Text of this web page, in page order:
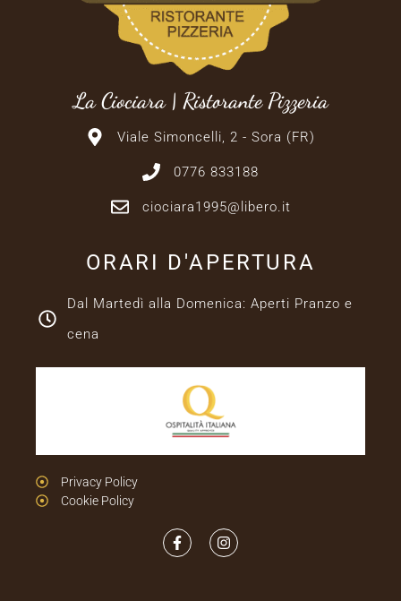
La Ciociara | Ristorante Pizzeria
Viale Simoncelli, 2 - Sora (FR)
0776 833188
ciociara1995@libero.it
ORARI D'APERTURA
Dal Martedì alla Domenica: Aperti Pranzo e
cena
Privacy Policy
Cookie Policy